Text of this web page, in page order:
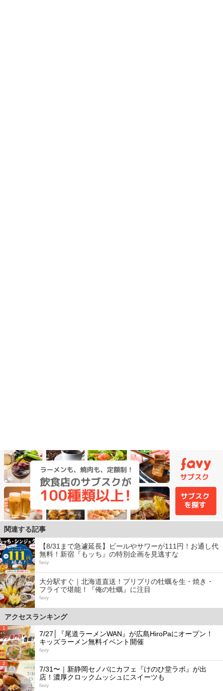
関連する記事
【8/31まで急遽延長】ビールやサワーが111円！お通し代
無料！新宿『もッち』の特別企画を見逃すな
favy
大分駅すぐ｜北海道直送！プリプリの牡蠣を生・焼き・
フライで堪能！『俺の牡蠣』に注目
favy
アクセスランキング
1
7/27│『尾道ラーメンWAN』が広島HiroPaにオープン！
キッズラーメン無料イベント開催
favy
2
7/31〜｜新静岡セノバにカフェ『けのひ堂ラボ』が出
店！濃厚クロックムッシュにスイーツも
favy